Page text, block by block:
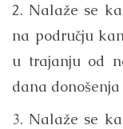
2. Nalaže se
na području
u trajanju od
dana
3. Nalaže se